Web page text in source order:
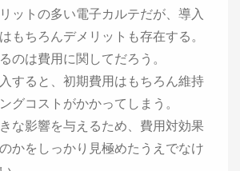
ットの多い電子カルテだが、導入
もちろんデメリットも存在する。
のは費用に関してだろう。
すると、初期費用はもちろん維持
グコストがかかってしまう。
な影響を与えるため、費用対効果
かをしっかり見極めたうえでなけ